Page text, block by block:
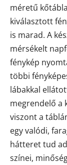
méretű
kiválasztott
is marad. A
mérsékelt
fénykép
többi
lábakkal
megrendelő a
viszont a
egy valódi,
hátteret tud
színei,